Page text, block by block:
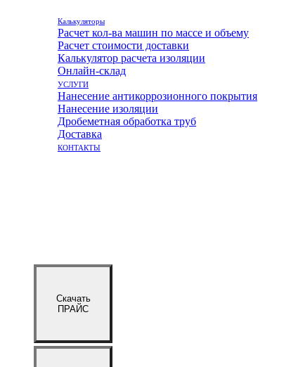
Калькуляторы
Расчет кол-ва машин по массе и объему
Расчет стоимости доставки
Калькулятор расчета изоляции
Онлайн-склад
УСЛУГИ
Нанесение антикоррозионного покрытия
Нанесение изоляции
Дробеметная обработка труб
Доставка
КОНТАКТЫ
Скачать
ПРАЙС